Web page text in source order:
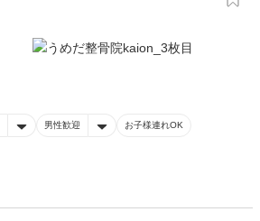
男性歓迎 お子様連れOK